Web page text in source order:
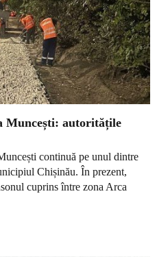
Muncești: autoritățile
continuă pe unul dintre
Chișinău. În prezent,
cuprins între zona Arca